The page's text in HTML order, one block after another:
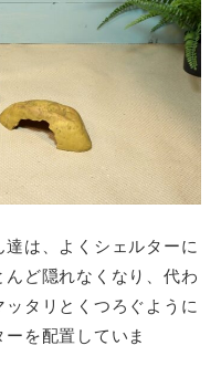
は、よくシェルターに
ど隠れなくなり、代わ
タリとくつろぐように
を配置していま